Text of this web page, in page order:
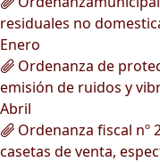
residuales no
Enero
Ordenanza de
emisión de ruidos y
Abril
Ordenanza fiscal nº
casetas de venta,